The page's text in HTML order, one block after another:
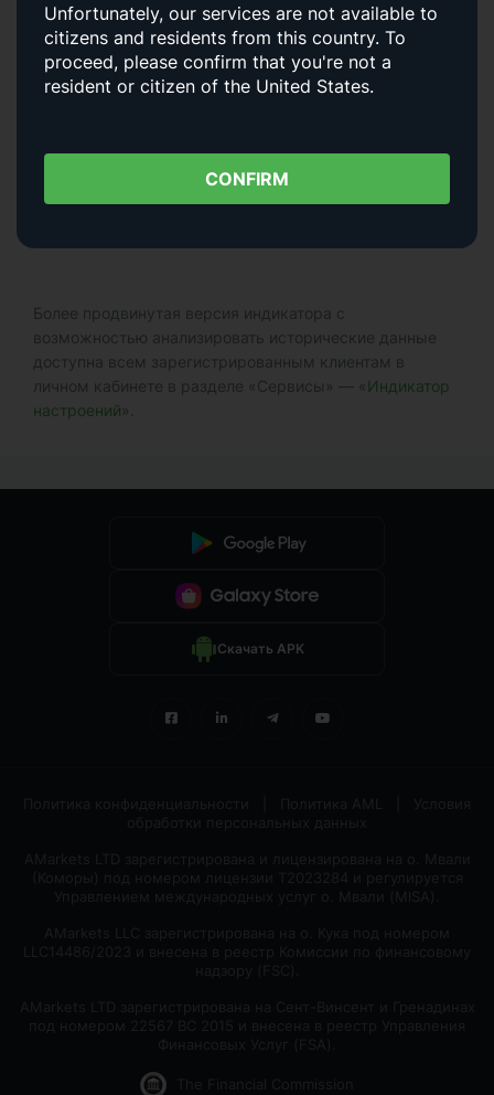
По каким критериям
доступна сортировка?
инструмента.
– по типу сигнала.
Соотношение— по соотношению покупателей и
Более продвинутая версия индикатора с
возможностью анализировать исторические данные
доступна всем зарегистрированным клиентам в
личном кабинете в разделе «Сервисы» — « Индикатор
настроений».
Скачать APK
Unfortunately, our services are not available to
citizens and residents from this country. To
proceed, please confirm that you're not a
resident or citizen of the United States.
CONFIRM